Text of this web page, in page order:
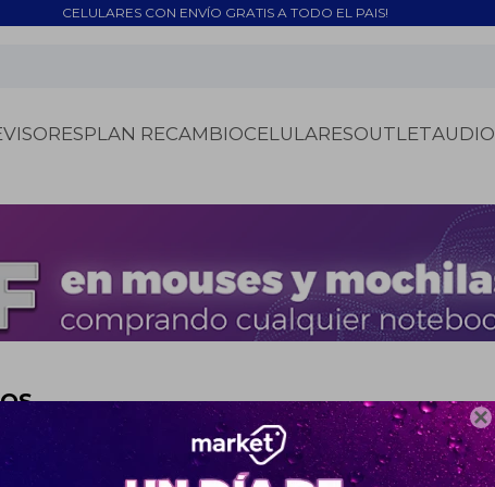

CELULARES CON ENVÍO GRATIS A TODO EL PAIS!
PLAN RECAMBIOCELULARESOUTLETAUDIO